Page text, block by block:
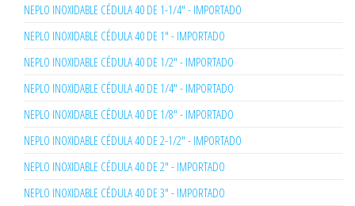
NEPLO INOXIDABLE CÉDULA 40 DE 1-1/4" - IMPORTADO
NEPLO INOXIDABLE CÉDULA 40 DE 1" - IMPORTADO
NEPLO INOXIDABLE CÉDULA 40 DE 1/2" - IMPORTADO
NEPLO INOXIDABLE CÉDULA 40 DE 1/4" - IMPORTADO
NEPLO INOXIDABLE CÉDULA 40 DE 1/8" - IMPORTADO
NEPLO INOXIDABLE CÉDULA 40 DE 2-1/2" - IMPORTADO
NEPLO INOXIDABLE CÉDULA 40 DE 2" - IMPORTADO
NEPLO INOXIDABLE CÉDULA 40 DE 3" - IMPORTADO